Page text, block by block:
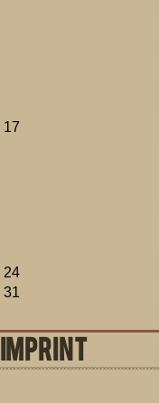
17
24
31
IMPRINT